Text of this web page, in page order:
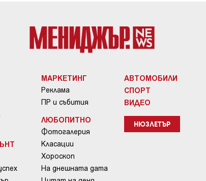
МАРКЕТИНГ
Реклама
ПР и събития
ЛЮБОПИТНО
Фотогалерия
Класации
Хороскоп
На днешната дата
АВТОМОБИЛИ
СПОРТ
ВИДЕО
НЮЗЛЕТЪР